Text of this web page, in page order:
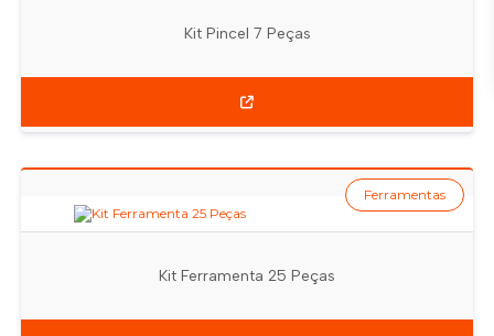
Kit Pincel 7 Peças
Kit Ferramenta 25 Peças
Ferramentas